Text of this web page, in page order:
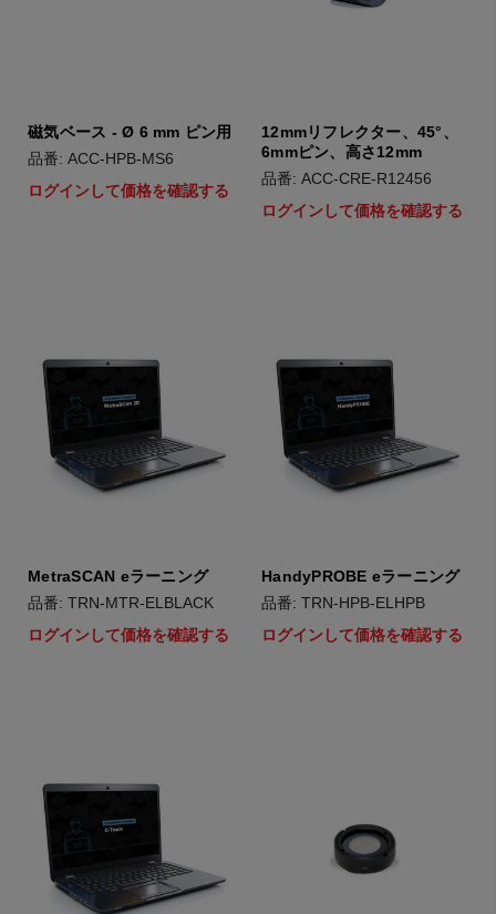
磁気ベース - Ø 6 mm ピン用
品番: ACC-HPB-MS6
ログインして価格を確認する
12mmリフレクター、45°、
6mmピン、高さ12mm
品番: ACC-CRE-R12456
ログインして価格を確認する
MetraSCAN eラーニング
品番: TRN-MTR-ELBLACK
ログインして価格を確認する
HandyPROBE eラーニング
品番: TRN-HPB-ELHPB
ログインして価格を確認する